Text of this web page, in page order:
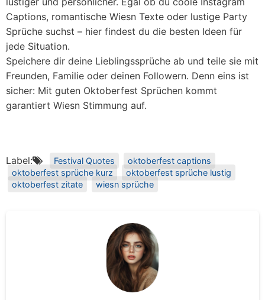
Captions, romantische Wiesn Texte oder lustige Party
Sprüche suchst – hier findest du die besten Ideen für
jede Situation.
Speichere dir deine Lieblingssprüche ab und teile sie mit
Freunden, Familie oder deinen Followern. Denn eins ist
sicher: Mit guten Oktoberfest Sprüchen kommt
garantiert Wiesn Stimmung auf.
Label: Festival Quotes
oktoberfest captions
oktoberfest sprüche kurz
oktoberfest sprüche lustig
oktoberfest zitate
wiesn sprüche